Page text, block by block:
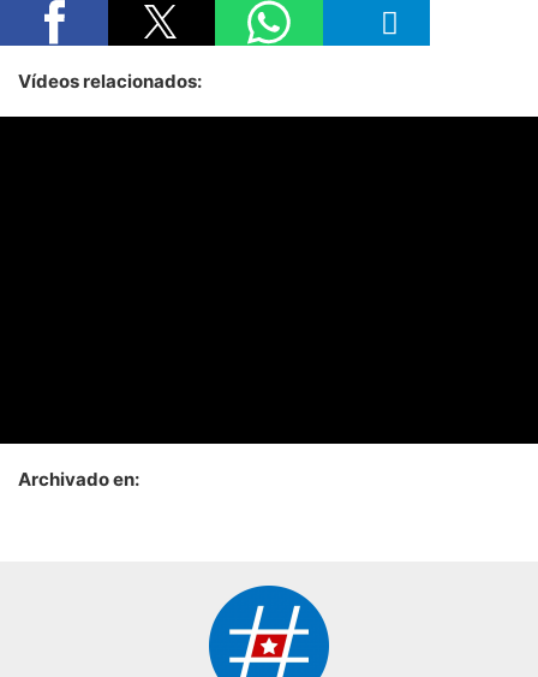
Vídeos relacionados:
Archivado en: